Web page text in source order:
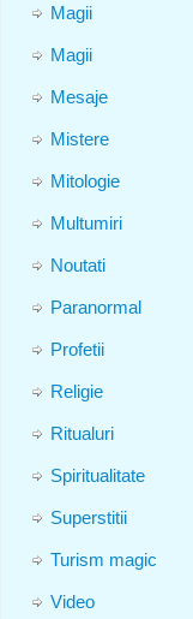
Magii
Magii
Mesaje
Mistere
Mitologie
Multumiri
Noutati
Paranormal
Profetii
Religie
Ritualuri
Spiritualitate
Superstitii
Turism magic
Video